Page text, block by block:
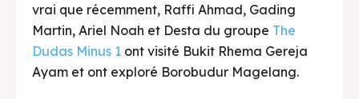
Recherche
Recherche
BAHASA / LANGUAGE
vrai que récemment, Raffi Ahmad, Gading
Martin, Ariel Noah et Desta du groupe The
Dudas Minus 1 ont visité Bukit Rhema Gereja
Ayam et ont exploré Borobudur Magelang.